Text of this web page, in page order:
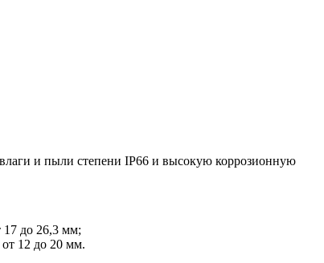
и пыли степени IP66 и высокую коррозионную
17 до 26,3 мм;
12 до 20 мм.